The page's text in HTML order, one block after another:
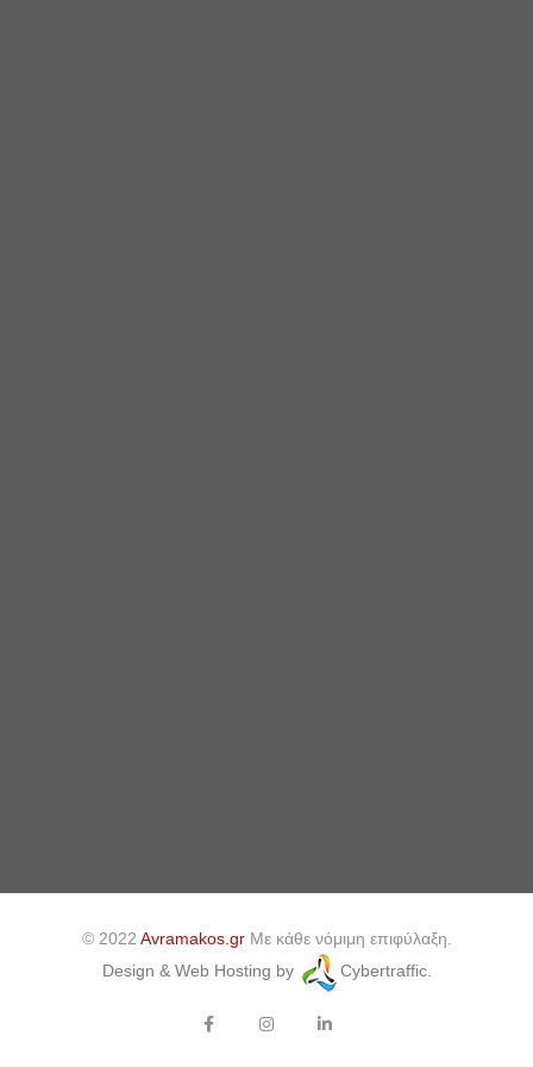
© 2022 Avramakos.grΜε κάθε νόμιμη επιφύλαξη.
Design & Web Hosting by
Cybertraffic.